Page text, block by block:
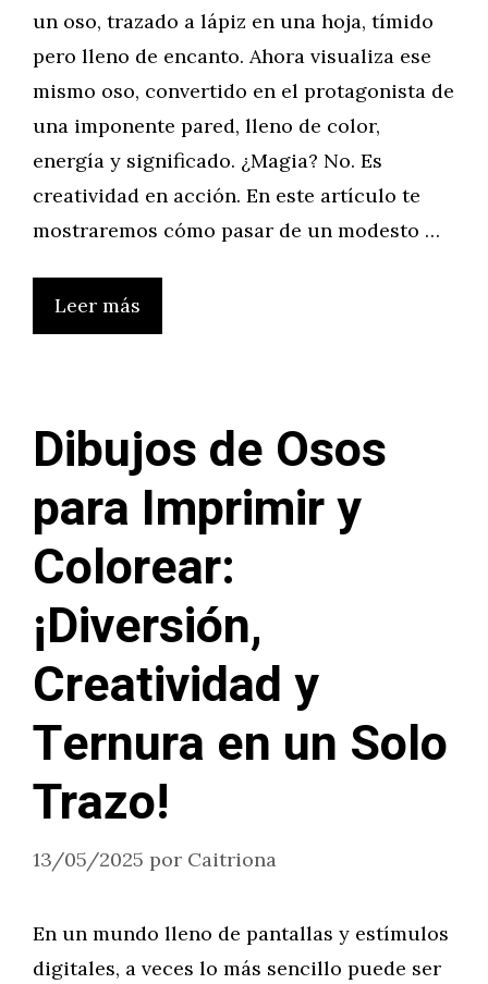
un oso, trazado a lápiz en una hoja, tímido
pero lleno de encanto. Ahora visualiza ese
mismo oso, convertido en el protagonista de
una imponente pared, lleno de color,
energía y significado. ¿Magia? No. Es
creatividad en acción. En este artículo te
mostraremos cómo pasar de un modesto …
Leer más
Dibujos de Osos
para Imprimir y
Colorear:
¡Diversión,
Creatividad y
Ternura en un Solo
Trazo!
13/05/2025 por Caitriona
En un mundo lleno de pantallas y estímulos
digitales, a veces lo más sencillo puede ser